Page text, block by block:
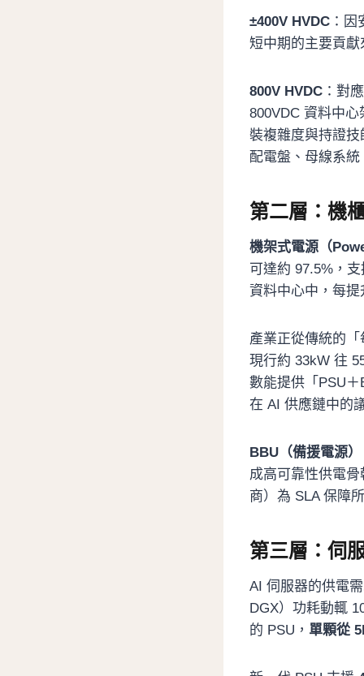
±400V HVDC ：
短中期的主要貢
800V HVDC ：對
800VDC 資料中
裝複雜度與持證
配電盤、母線系
第二層：機
機架式電源（
可達約 97.5%，
資料中心中，每
產業正從傳統的
現行約 33kW 往
數能提供「PSU
在 AI 供應鏈中的
BBU（備援電源）
成高可靠性供電
商）為 SLA 保障
第三層：伺
AI 伺服器的供電
DGX）功耗動輒
的 PSU， 單顆從